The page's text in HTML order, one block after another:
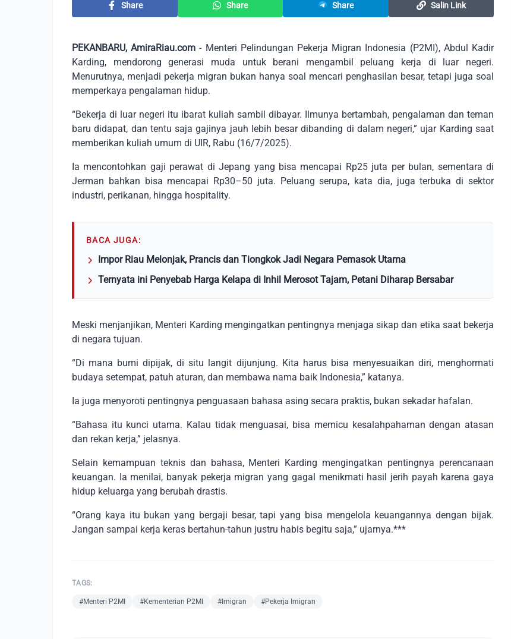
Share Share Share Salin Link
PEKANBARU, AmiraRiau.com - Menteri Pelindungan Pekerja Migran Indonesia (P2MI), Abdul Kadir
Karding, mendorong generasi muda untuk berani mengambil peluang kerja di luar negeri.
Menurutnya, menjadi pekerja migran bukan hanya soal mencari penghasilan besar, tetapi juga soal
memperkaya pengalaman hidup.
“Bekerja di luar negeri itu ibarat kuliah sambil dibayar. Ilmunya bertambah, pengalaman dan teman
baru didapat, dan tentu saja gajinya jauh lebih besar dibanding di dalam negeri,” ujar Karding saat
memberikan kuliah umum di UIR, Rabu (16/7/2025).
Ia mencontohkan gaji perawat di Jepang yang bisa mencapai Rp25 juta per bulan, sementara di
Jerman bahkan bisa mencapai Rp30–50 juta. Peluang serupa, kata dia, juga terbuka di sektor
industri, perikanan, hingga hospitality.
BACA JUGA:
Impor Riau Melonjak, Prancis dan Tiongkok Jadi Negara Pemasok Utama
Ternyata ini Penyebab Harga Kelapa di Inhil Merosot Tajam, Petani Diharap Bersabar
Meski menjanjikan, Menteri Karding mengingatkan pentingnya menjaga sikap dan etika saat bekerja
di negara tujuan.
“Di mana bumi dipijak, di situ langit dijunjung. Kita harus bisa menyesuaikan diri, menghormati
budaya setempat, patuh aturan, dan membawa nama baik Indonesia,” katanya.
Ia juga menyoroti pentingnya penguasaan bahasa asing secara praktis, bukan sekadar hafalan.
“Bahasa itu kunci utama. Kalau tidak menguasai, bisa memicu kesalahpahaman dengan atasan
dan rekan kerja,” jelasnya.
Selain kemampuan teknis dan bahasa, Menteri Karding mengingatkan pentingnya perencanaan
keuangan. Ia menilai, banyak pekerja migran yang gagal menikmati hasil jerih payah karena gaya
hidup keluarga yang berubah drastis.
“Orang kaya itu bukan yang bergaji besar, tapi yang bisa mengelola keuangannya dengan bijak.
Jangan sampai kerja keras bertahun-tahun justru habis begitu saja,” ujarnya.***
TAGS:
#Menteri P2MI #Kementerian P2MI #Imigran #Pekerja Imigran